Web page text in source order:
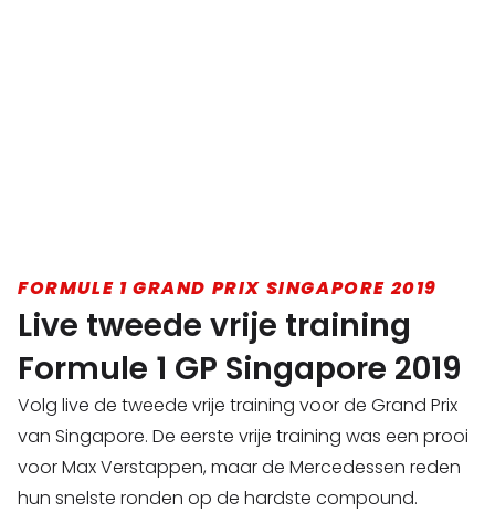
FORMULE 1 GRAND PRIX SINGAPORE 2019
Live tweede vrije training
Formule 1 GP Singapore 2019
Volg live de tweede vrije training voor de Grand Prix
van Singapore. De eerste vrije training was een prooi
voor Max Verstappen, maar de Mercedessen reden
hun snelste ronden op de hardste compound.